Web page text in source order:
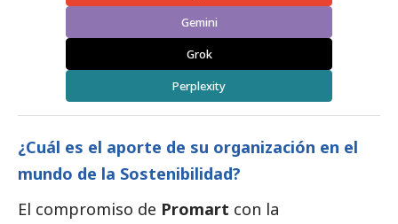
Gemini
Grok
Perplexity
¿Cuál es el aporte de su organización en el
mundo de la Sostenibilidad?
El compromiso de Promart con la